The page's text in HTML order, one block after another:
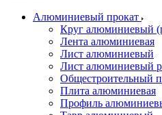
Алюминиевый прокат
Круг алюминиевый
Лента алюминиевая
Лист алюминиевый
Лист алюминиевый
Общестроительный
Плита алюминиевая
Профиль